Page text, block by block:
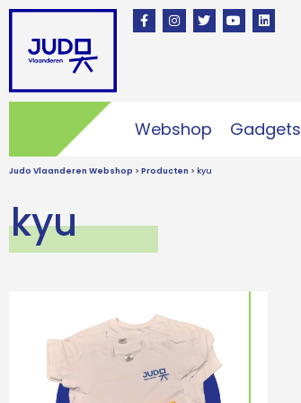
Webshop Gadgets
Judo Vlaanderen Webshop > Producten > kyu
kyu